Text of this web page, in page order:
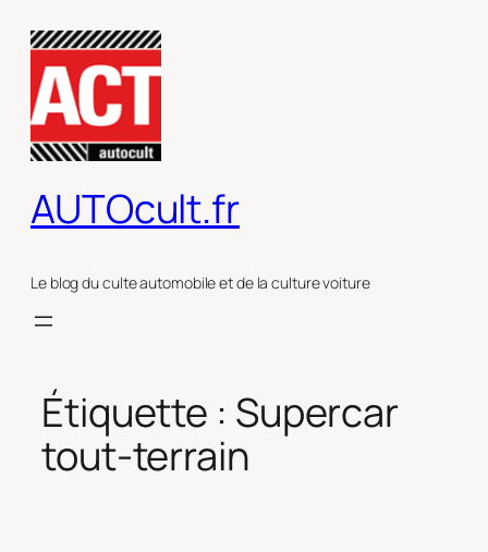
contenu
AUTOcult.fr
Le blog du culte automobile et de la culture voiture
Étiquette : Supercar
tout-terrain